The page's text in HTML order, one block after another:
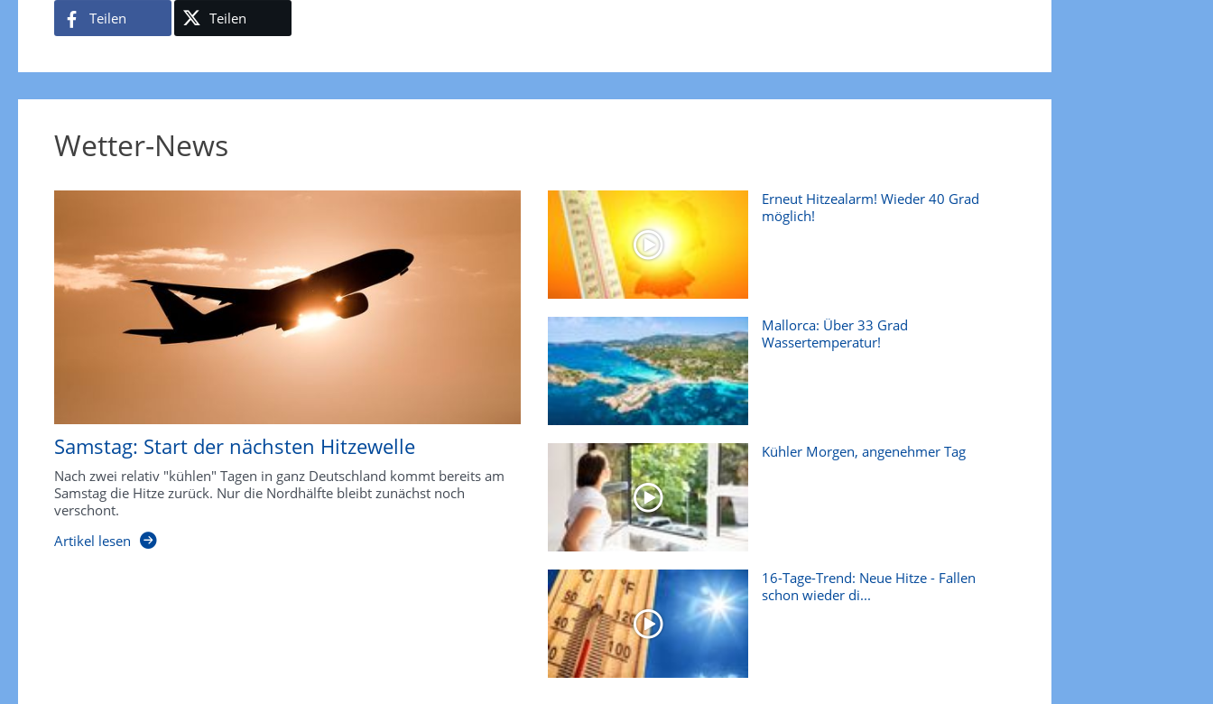
Teilen Teilen
Wetter-News
Samstag: Start der nächsten Hitzewelle
Nach zwei relativ "kühlen" Tagen in ganz Deutschland kommt bereits am
Samstag die Hitze zurück. Nur die Nordhälfte bleibt zunächst noch
verschont.
Artikel lesen
Erneut Hitzealarm! Wieder 40 Grad
möglich!
Mallorca: Über 33 Grad
Wassertemperatur!
Kühler Morgen, angenehmer Tag
16-Tage-Trend: Neue Hitze - Fallen
schon wieder di...